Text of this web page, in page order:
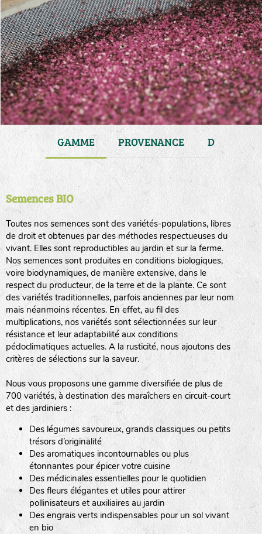
GAMME PROVENANCE DURÉE DE
Semences BIO
Toutes nos semences sont des variétés-populations, libres
de droit et obtenues par des méthodes respectueuses du
vivant. Elles sont reproductibles au jardin et sur la ferme.
Nos semences sont produites en conditions biologiques,
voire biodynamiques, de manière extensive, dans le
respect du producteur, de la terre et de la plante. Ce sont
des variétés traditionnelles, parfois anciennes par leur nom
mais néanmoins récentes. En effet, au fil des
multiplications, nos variétés sont sélectionnées sur leur
résistance et leur adaptabilité aux conditions
pédoclimatiques actuelles. A la rusticité, nous ajoutons des
critères de sélections sur la saveur.
Nous vous proposons une gamme diversifiée de plus de
700 variétés, à destination des maraîchers en circuit-court
et des jardiniers :
Des légumes savoureux, grands classiques ou petits
trésors d’originalité
Des aromatiques incontournables ou plus
étonnantes pour épicer votre cuisine
Des médicinales essentielles pour le quotidien
Des fleurs élégantes et utiles pour attirer
pollinisateurs et auxiliaires au jardin
Des engrais verts indispensables pour un sol vivant
en bio
haies
zone sauvage
tas de compost
fleurs
animaux domestiques